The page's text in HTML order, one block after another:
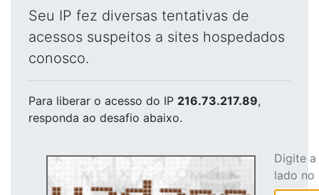
Seu IP fez diversas tentativas de
acessos suspeitos a sites hospedados
conosco.
Para liberar o acesso do IP 216.73.217.89,
responda ao desafio abaixo.
Digite
lado no